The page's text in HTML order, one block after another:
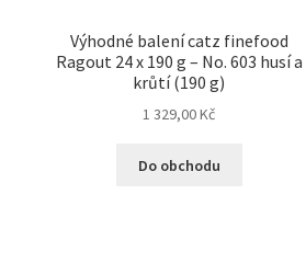
Výhodné balení catz finefood
Ragout 24 x 190 g – No. 603 husí a
krůtí (190 g)
1 329,00Kč
Do obchodu